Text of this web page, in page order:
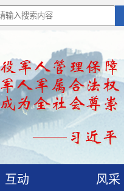
互动 风采